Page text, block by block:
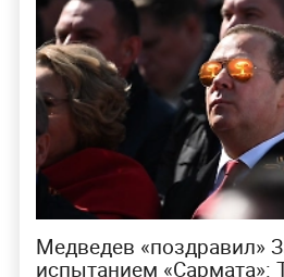
Медведев «поздравил»
испытанием «Сармата»: